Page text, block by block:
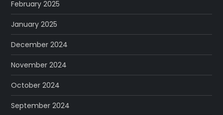
February 2025
January 2025
December 2024
November 2024
October 2024
September 2024